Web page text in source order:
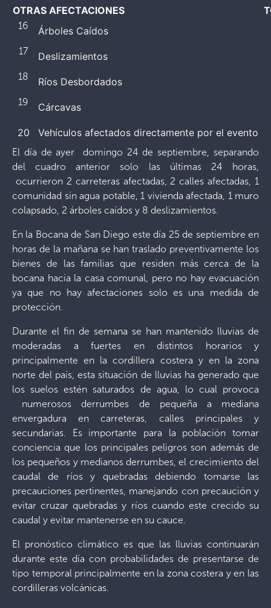
OTRAS AFECTACIONES
16 Árboles Caídos
17 Deslizamientos
18 Ríos Desbordados
19 Cárcavas
20 Vehículos afectados directamente por el evento
El día de ayer domingo 24 de septiembre, separando
del cuadro anterior solo las últimas 24 horas,
ocurrieron 2 carreteras afectadas, 2 calles afectadas, 1
comunidad sin agua potable, 1 vivienda afectada, 1 muro
colapsado, 2 árboles caídos y 8 deslizamientos.
En la Bocana de San Diego este día 25 de septiembre en
horas de la mañana se han traslado preventivamente los
bienes de las familias que residen más cerca de la
bocana hacia la casa comunal, pero no hay evacuación
ya que no hay afectaciones solo es una medida de
protección.
Durante el fin de semana se han mantenido lluvias de
moderadas a fuertes en distintos horarios y
principalmente en la cordillera costera y en la zona
norte del país, esta situación de lluvias ha generado que
los suelos estén saturados de agua, lo cual provoca
numerosos derrumbes de pequeña a mediana
envergadura en carreteras, calles principales y
secundarias. Es importante para la población tomar
conciencia que los principales peligros son además de
los pequeños y medianos derrumbes, el crecimiento del
caudal de ríos y quebradas debiendo tomarse las
precauciones pertinentes, manejando con precaución y
evitar cruzar quebradas y ríos cuando este crecido su
caudal y evitar mantenerse en su cauce.
El pronóstico climático es que las lluvias continuarán
durante este día con probabilidades de presentarse de
tipo temporal principalmente en la zona costera y en las
cordilleras volcánicas.